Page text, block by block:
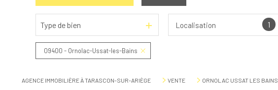
De l'ancien
De l'immo pro
Type de bien 1
Localisation
09400 - Ornolac-Ussat-les-Bains
AGENCE IMMOBILIÈRE À TARASCON-SUR-ARIÈGE VENTE ORNOLAC USSAT LES BAINS